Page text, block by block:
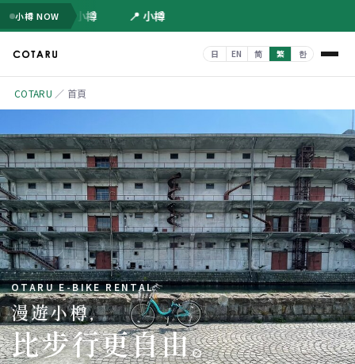
小樽 NOW📍 小樽 📍 小樽
COTARU ／ 首頁
OTARU E-BIKE RENTAL
漫遊小樽，
比步行更自由。